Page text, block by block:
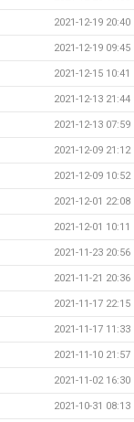
2021-12-19 20:40
2021-12-19 09:45
2021-12-15 10:41
2021-12-13 21:44
2021-12-13 07:59
2021-12-09 21:12
2021-12-09 10:52
2021-12-01 22:08
2021-12-01 10:11
2021-11-23 20:56
2021-11-21 20:36
2021-11-17 22:15
2021-11-17 11:33
2021-11-10 21:57
2021-11-02 16:30
2021-10-31 08:13